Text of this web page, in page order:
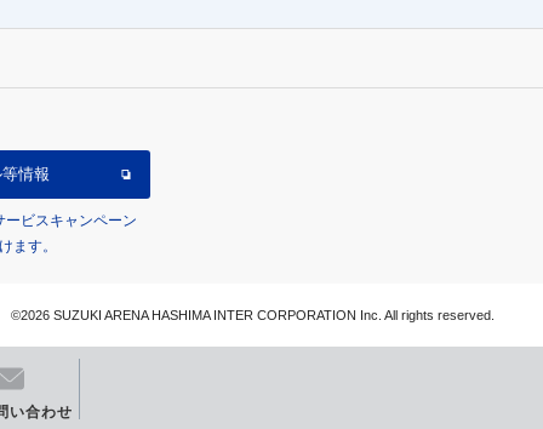
い合わせ
情報
ービスキャンペーン
ます。
©2026 SUZUKI ARENA HASHIMA INTER CORPORATION Inc. All rights reserved.